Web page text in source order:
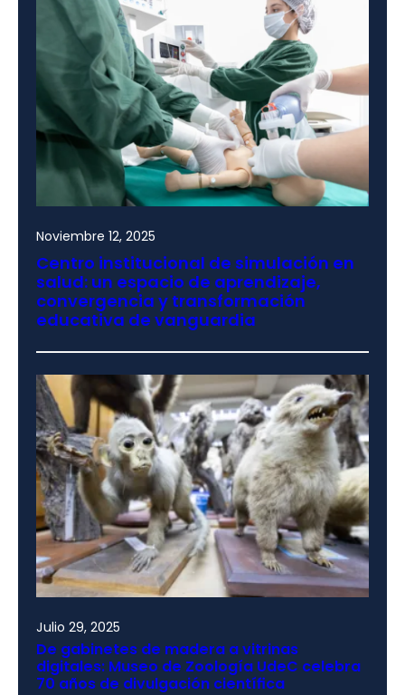
Noviembre 12, 2025
Centro institucional de simulación en
salud: un espacio de aprendizaje,
convergencia y transformación
educativa de vanguardia
Julio 29, 2025
De gabinetes de madera a vitrinas
digitales: Museo de Zoología UdeC celebra
70 años de divulgación científica